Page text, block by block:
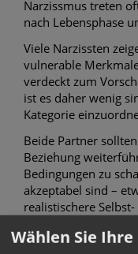
Narzissmus treten
nach Lebensphase
Viele Narzissten
vulnerable
verdeckt zum
ist es daher wenig
Kategorie
Beide Partner
Beziehung
Bedingungen zu
akzeptabel sind –
realistischere
Kommunikation.
Wählen Sie